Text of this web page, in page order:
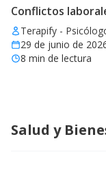
Conflictos
Terapify -
29 de junio de
8 min de lectura
Salud y